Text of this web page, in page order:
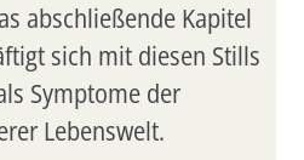
abschließende Kapitel
sich mit diesen Stills
Symptome der
Lebenswelt.